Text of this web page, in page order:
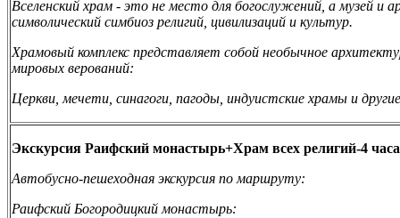
Вселенский храм - это не место для богослужений, а музей и
символический симбиоз религий, цивилизаций и культур.
Храмовый комплекс представляет собой необычное
мировых верований:
Церкви мечети синагоги пагоды индуистские храмы и другие
Экскурсия Раифский монастырь+Храм всех религий-4 часа
Автобусно-пешеходная экскурсия по маршруту:
Раифский Богородицкий монастырь: